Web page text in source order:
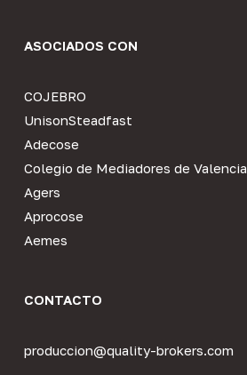
ASOCIADOS CON
COJEBRO
UnisonSteadfast
Adecose
Colegio de Mediadores de Valencia
Agers
Aprocose
Aemes
CONTACTO
produccion@quality-brokers.com